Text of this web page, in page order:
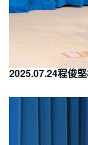
2025.07.24程俊